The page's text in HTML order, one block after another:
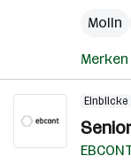
Molln
Merken
Einblicke